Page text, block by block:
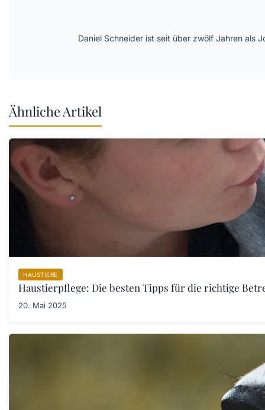
Daniel Schneider ist seit über zwölf Jahren als
Ähnliche Artikel
HAUSTIERE
Haustierpflege: Die besten Tipps für die richtige
20. Mai 2025